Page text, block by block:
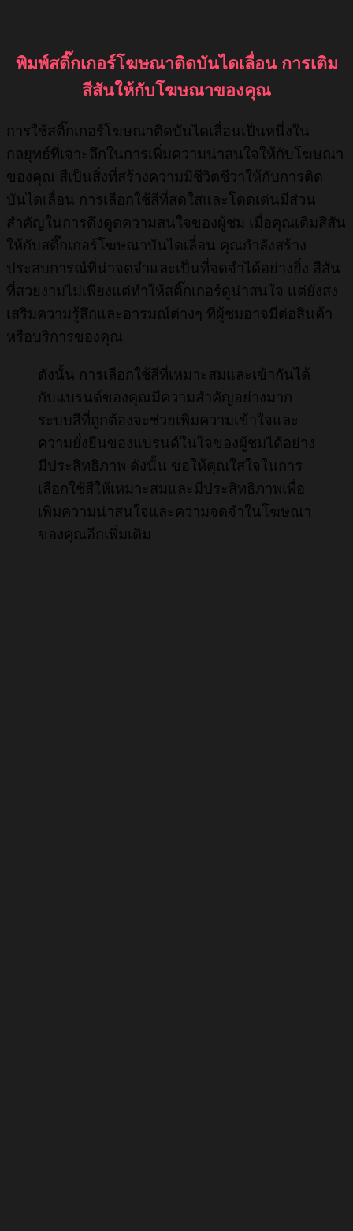
พิมพ์สติ๊กเกอร์โฆษณาติดบันไดเลื่อน การเติม
สีสันให้กับโฆษณาของคุณ
การใช้สติ๊กเกอร์โฆษณาติดบันไดเลื่อนเป็นหนึ่งใน
กลยุทธ์ที่เจาะลึกในการเพิ่มความน่าสนใจให้กับโฆษณา
ของคุณ สีเป็นสิ่งที่สร้างความมีชีวิตชีวาให้กับการติด
บันไดเลื่อน การเลือกใช้สีที่สดใสและโดดเด่นมีส่วน
สำคัญในการดึงดูดความสนใจของผู้ชม เมื่อคุณเติมสีสัน
ให้กับสติ๊กเกอร์โฆษณาบันไดเลื่อน คุณกำลังสร้าง
ประสบการณ์ที่น่าจดจำและเป็นที่จดจำได้อย่างยิ่ง สีสัน
ที่สวยงามไม่เพียงแต่ทำให้สติ๊กเกอร์ดูน่าสนใจ เเต่ยังส่ง
เสริมความรู้สึกและอารมณ์ต่างๆ ที่ผู้ชมอาจมีต่อสินค้า
หรือบริการของคุณ
ดังนั้น การเลือกใช้สีที่เหมาะสมและเข้ากันได้
กับแบรนด์ของคุณมีความสำคัญอย่างมาก
ระบบสีที่ถูกต้องจะช่วยเพิ่มความเข้าใจและ
ความยั่งยืนของแบรนด์ในใจของผู้ชมได้อย่าง
มีประสิทธิภาพ ดังนั้น ขอให้คุณใส่ใจในการ
เลือกใช้สีให้เหมาะสมและมีประสิทธิภาพเพื่อ
เพิ่มความน่าสนใจและความจดจำในโฆษณา
ของคุณอีกเพิ่มเติม